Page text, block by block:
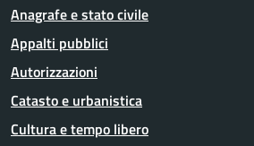
Anagrafe e stato civile
Appalti pubblici
Autorizzazioni
Catasto e urbanistica
Cultura e tempo libero